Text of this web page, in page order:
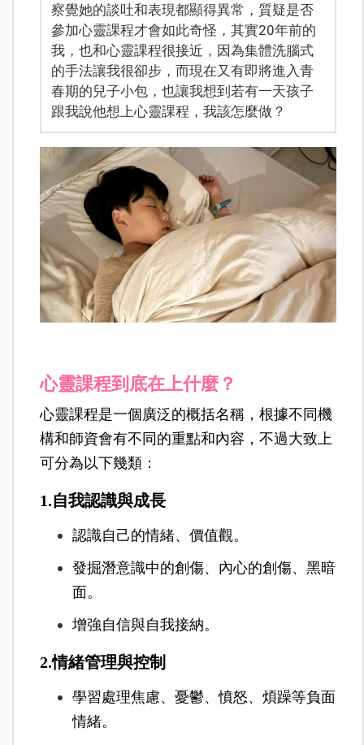
察覺她的談吐和表現都顯得異常，質疑是否
參加心靈課程才會如此奇怪，其實20年前的
我，也和心靈課程很接近，因為集體洗腦式
的手法讓我很卻步，而現在又有即將進入青
春期的兒子小包，也讓我想到若有一天孩子
跟我說他想上心靈課程，我該怎麼做？
心靈課程到底在上什麼？
心靈課程是一個廣泛的概括名稱，根據不同機
構和師資會有不同的重點和內容，不過大致上
可分為以下幾類：
1.自我認識與成長
認識自己的情緒、價值觀。
發掘潛意識中的創傷、內心的創傷、黑暗
面。
增強自信與自我接納。
2.情緒管理與控制
學習處理焦慮、憂鬱、憤怒、煩躁等負面
情緒。